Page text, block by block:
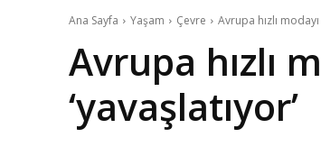
Ana Sayfa Yaşam Çevre Avrupa hızlı
Avrupa hızlı
‘yavaşlatıyor’